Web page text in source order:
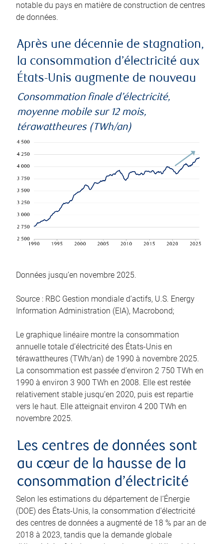
notable du pays en matière de construction de centres
de données.
Après une décennie de stagnation,
la consommation d’électricité aux
États-Unis augmente de nouveau
Consommation finale d’électricité,
moyenne mobile sur 12 mois,
térawattheures (TWh/an)
Données jusqu’en novembre 2025.
Source : RBC Gestion mondiale d’actifs, U.S. Energy
Information Administration (EIA), Macrobond;
Le graphique linéaire montre la consommation
annuelle totale d’électricité des États-Unis en
térawattheures (TWh/an) de 1990 à novembre 2025.
La consommation est passée d’environ 2 750 TWh en
1990 à environ 3 900 TWh en 2008. Elle est restée
relativement stable jusqu’en 2020, puis est repartie
vers le haut. Elle atteignait environ 4 200 TWh en
novembre 2025.
Les centres de données sont
au cœur de la hausse de la
consommation d’électricité
Selon les estimations du département de l’Énergie
(DOE) des États-Unis, la consommation d’électricité
des centres de données a augmenté de 18 % par an de
2018 à 2023, tandis que la demande globale